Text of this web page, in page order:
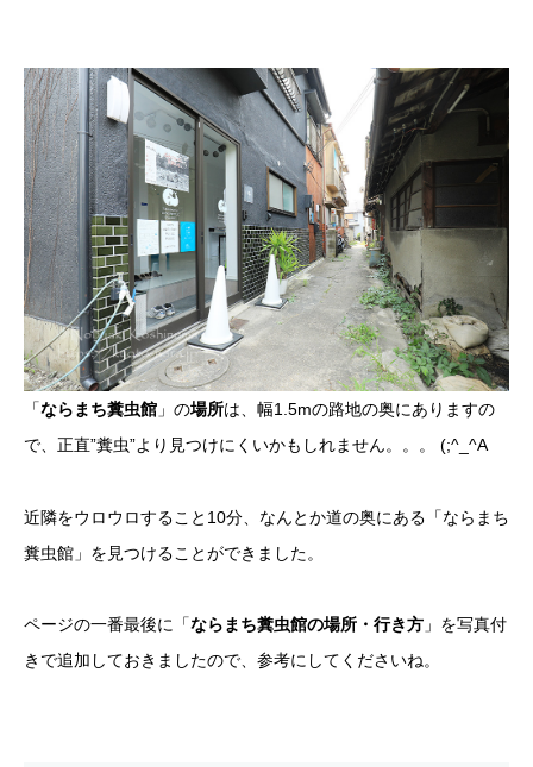
「ならまち糞虫館 」の場所は、幅1.5mの路地の奥にありますの
で、正直”糞虫”より見つけにくいかもしれません。。。 (;^_^A
近隣をウロウロすること10分、なんとか道の奥にある「ならまち
糞虫館」を見つけることができました。
ページの一番最後に「ならまち糞虫館の場所・行き方 」を写真付
きで追加しておきましたので、参考にしてくださいね。